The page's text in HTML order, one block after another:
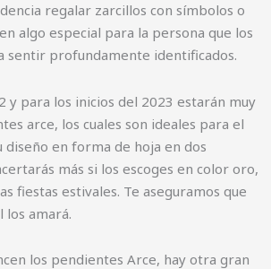
regalar zarcillos con símbolos o
algo especial para la persona que los
sentir profundamente identificados.
y para los inicios del 2023 estarán muy
arce, los cuales son ideales para el
diseño en forma de hoja en dos
más si los escoges en color oro,
fiestas estivales. Te aseguramos que
los amará.
los pendientes Arce, hay otra gran